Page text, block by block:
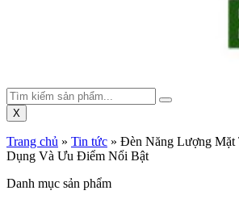
X
Trang chủ » Tin tức » Đèn Năng Lượng Mặt
Dụng Và Ưu Điểm Nổi Bật
Danh mục sản phẩm